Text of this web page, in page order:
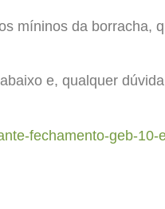
míninos da borracha,
e, qualquer
fechamento-geb-10-